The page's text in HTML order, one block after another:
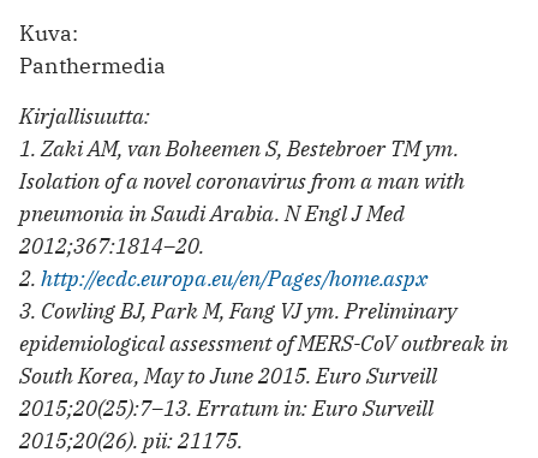
Kuva:
Panthermedia
Kirjallisuutta:
1. Zaki AM, van Boheemen S, Bestebroer TM ym.
Isolation of a novel coronavirus from a man with
pneumonia in Saudi Arabia. N Engl J Med
2012;367:1814–20.
2. http://ecdc.europa.eu/en/Pages/home.aspx
3. Cowling BJ, Park M, Fang VJ ym. Preliminary
epidemiological assessment of MERS-CoV outbreak in
South Korea, May to June 2015. Euro Surveill
2015;20(25):7–13. Erratum in: Euro Surveill
2015;20(26). pii: 21175.